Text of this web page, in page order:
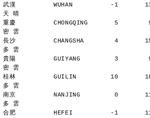
武漢          WUHAN          -1
天 晴
重慶          CHONGQING       5        9
密 雲
長沙          CHANGSHA        4       15
多 雲
貴陽          GUIYANG         3        9
密 雲
桂林          GUILIN         10       18
多 雲
南京          NANJING         0       11
多 雲
合肥          HEFEI          -1       11